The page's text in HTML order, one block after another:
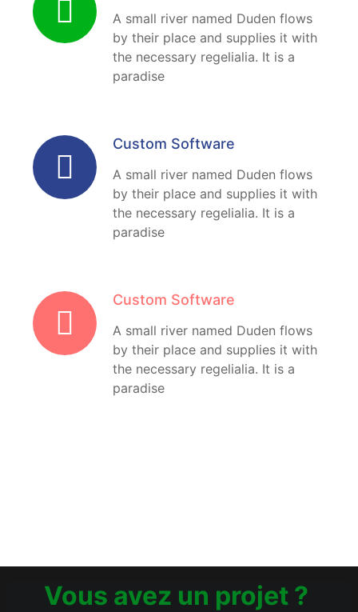
A small river named Duden flows
by their place and supplies it with
the necessary regelialia. It is a
paradise
Custom Software
A small river named Duden flows
by their place and supplies it with
the necessary regelialia. It is a
paradise
Custom Software
A small river named Duden flows
by their place and supplies it with
the necessary regelialia. It is a
paradise
Vous avez un projet ?